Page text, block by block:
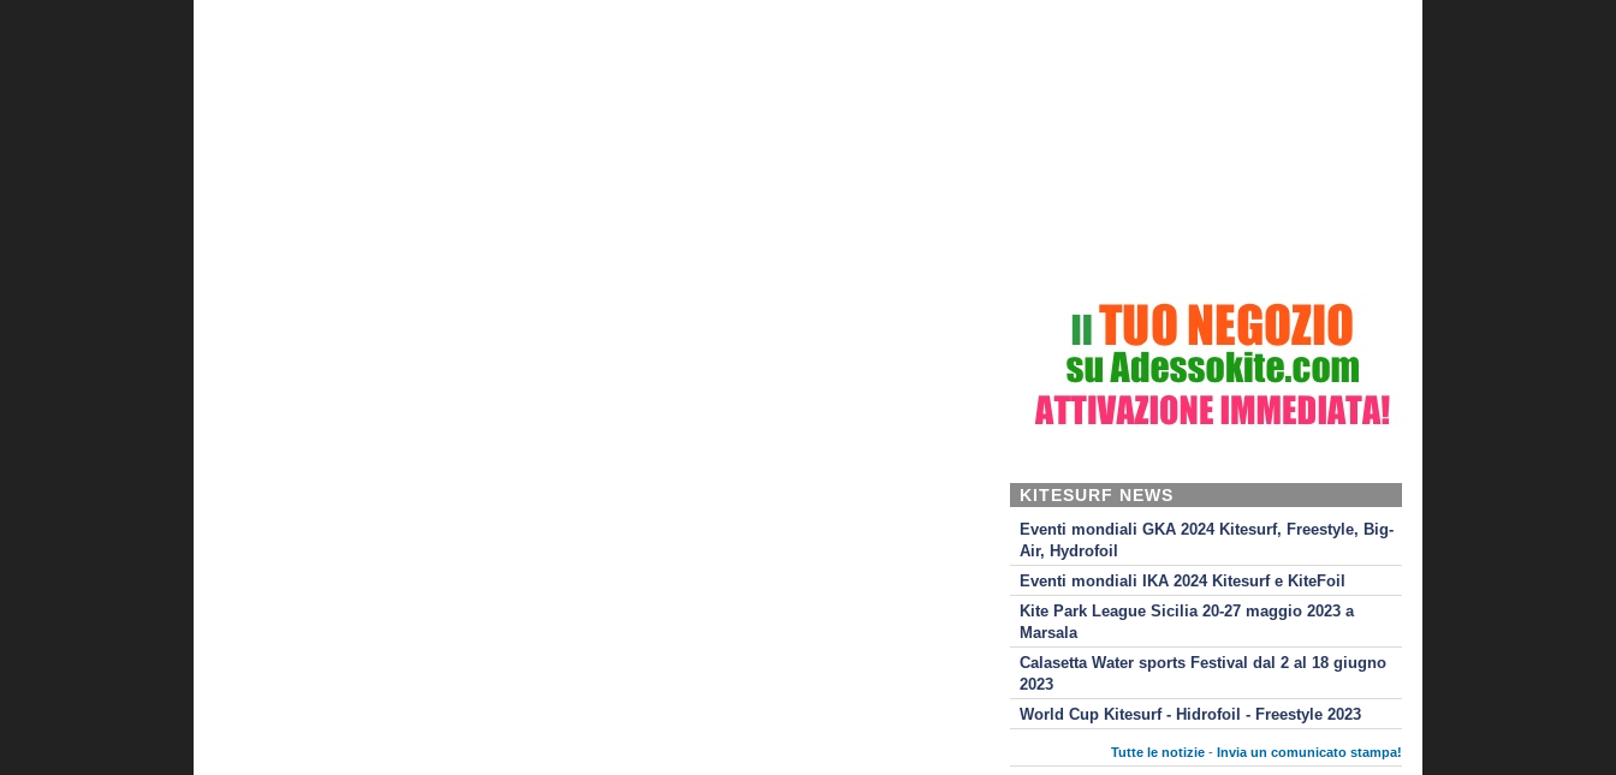
KITESURF NEWS
Eventi mondiali GKA 2024 Kitesurf, Freestyle, Big-
Air, Hydrofoil
Eventi mondiali IKA 2024 Kitesurf e KiteFoil
Kite Park League Sicilia 20-27 maggio 2023 a
Marsala
Calasetta Water sports Festival dal 2 al 18 giugno
2023
World Cup Kitesurf - Hidrofoil - Freestyle 2023
Tutte le notizie -Invia un comunicato stampa!